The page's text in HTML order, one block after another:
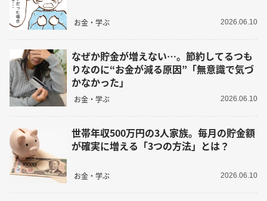
お金・学ぶ 2026.06.10
なぜか貯金が増えない…。節約してるつも
りなのに“お金が減る原因”「無意識で気づ
かなかった」
お金・学ぶ 2026.06.10
世帯年収500万円の3人家族。毎月の貯金額
が確実に増える「3つの方法」とは？
お金・学ぶ 2026.06.10